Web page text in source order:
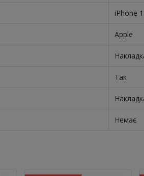
iPhone
Apple
Так
Немає